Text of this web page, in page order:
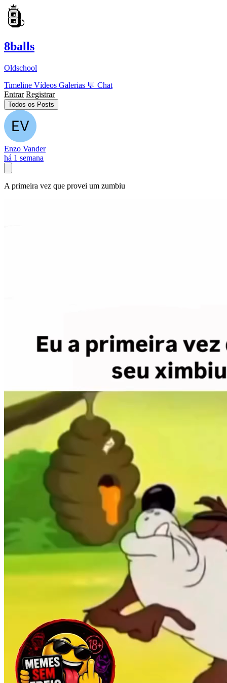
8balls
Oldschool
Timeline Vídeos Galerias 💬 Chat
Entrar Registrar
Todos os Posts
Enzo Vander
há 1 semana
A primeira vez que provei um zumbiu